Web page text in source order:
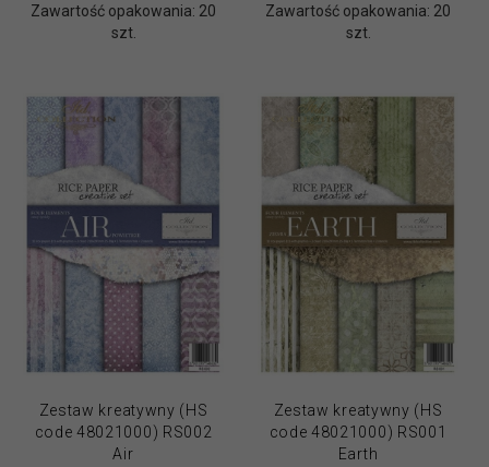
Zawartość opakowania: 20
szt.
Zawartość opakowania: 20
szt.
Zestaw kreatywny (HS
code 48021000) RS002
Air
Zestaw kreatywny (HS
code 48021000) RS001
Earth